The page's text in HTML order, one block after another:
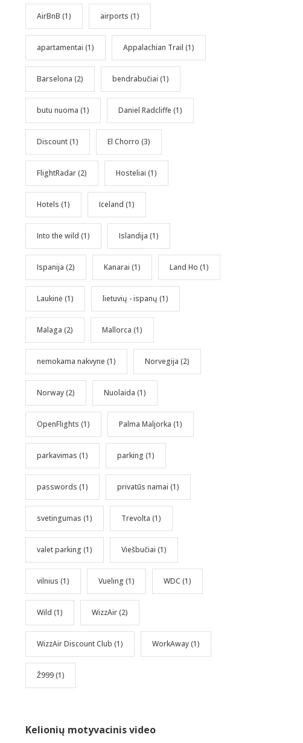
AirBnB (1) airports (1)
apartamentai (1) Appalachian Trail (1)
Barselona (2) bendrabučiai (1)
butu nuoma (1) Daniel Radcliffe (1)
Discount(1) El Chorro (3)
FlightRadar(2) Hosteliai (1)
Hotels (1) Iceland (1)
Into the wild (1) Islandija (1)
Ispanija (2) Kanarai (1) Land Ho (1)
Laukinė(1) lietuvių - ispanų (1)
Malaga (2) Mallorca (1)
nemokama nakvyne (1) Norvegija (2)
Norway(2) Nuolaida (1)
OpenFlights (1) Palma Maljorka (1)
parkavimas (1) parking (1)
passwords (1) privatūs namai (1)
svetingumas (1) Trevolta (1)
valet parking (1) Viešbučiai (1)
vilnius (1) Vueling (1) WDC (1)
Wild (1) WizzAir(2)
WizzAir Discount Club (1) WorkAway(1)
Ž999(1)
Kelionių motyvacinis video